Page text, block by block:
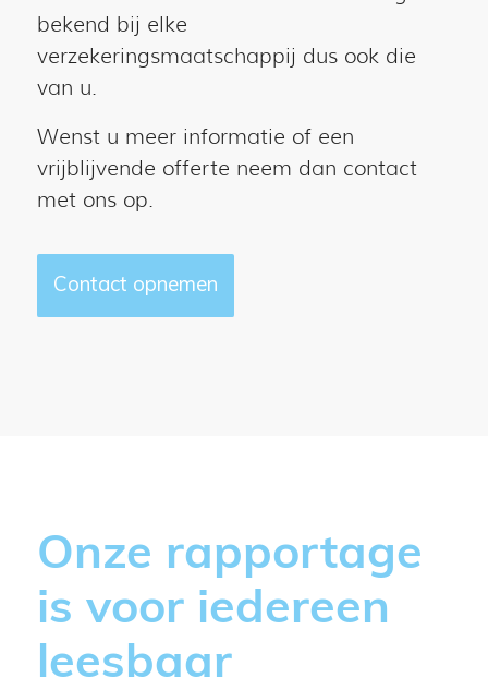
bekend bij elke
verzekeringsmaatschappij dus ook die
van u.
Wenst u meer informatie of een
vrijblijvende offerte neem dan contact
met ons op.
Contact opnemen
Onze rapportage
is voor iedereen
leesbaar